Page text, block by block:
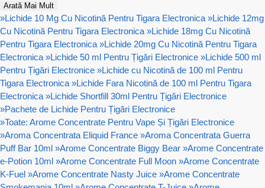
Arată Mai Mult
»Lichide 10 Mg Cu Nicotină Pentru Tigara Electronica »Lichide 12mg
Cu Nicotină Pentru Tigara Electronica »Lichide 18mg Cu Nicotină
Pentru Tigara Electronica »Lichide 20mg Cu Nicotină Pentru Tigara
Electronica »Lichide 50 ml Pentru Țigări Electronice »Lichide 500 ml
Pentru Țigări Electronice »Lichide cu Nicotină de 100 ml Pentru
Tigara Electronica »Lichide Fara Nicotină de 100 ml Pentru Tigara
Electronica »Lichide Shortfill 30ml Pentru Țigări Electronice
»Pachete de Lichide Pentru Țigări Electronice
»Toate: Arome Concentrate Pentru Vape Și Țigări Electronice
»Aroma Concentrata Eliquid France »Aroma Concentrata Guerra
Puff Bar 10ml »Arome Concentrate Biggy Bear »Arome Concentrate
e-Potion 10ml »Arome Concentrate Full Moon »Arome Concentrate
K-Fuel »Arome Concentrate Nasty Juice »Arome Concentrate